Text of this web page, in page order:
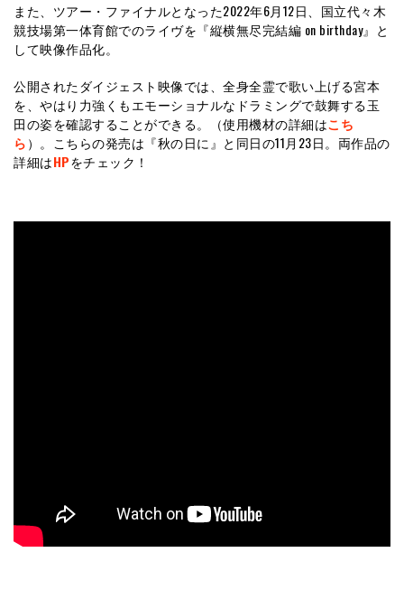
また、ツアー・ファイナルとなった2022年6月12日、国立代々木
競技場第一体育館でのライヴを『縦横無尽完結編 on birthday』と
して映像作品化。
公開されたダイジェスト映像では、全身全霊で歌い上げる宮本
を、やはり力強くもエモーショナルなドラミングで鼓舞する玉
田の姿を確認することができる。（使用機材の詳細はこち
ら）。こちらの発売は『秋の日に』と同日の11月23日。両作品の
詳細はHPをチェック！